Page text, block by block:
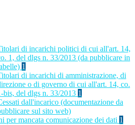
di incarichi politici di cui all'art. 14,
1, del dlgs n. 33/2013 (da pubblicare in
1
di incarichi di amministrazione, di
o di governo di cui all'art. 14, co.
bis, del dlgs n. 33/2013 1
dall'incarico (documentazione da
sul sito web)
per mancata comunicazione dei dati 1